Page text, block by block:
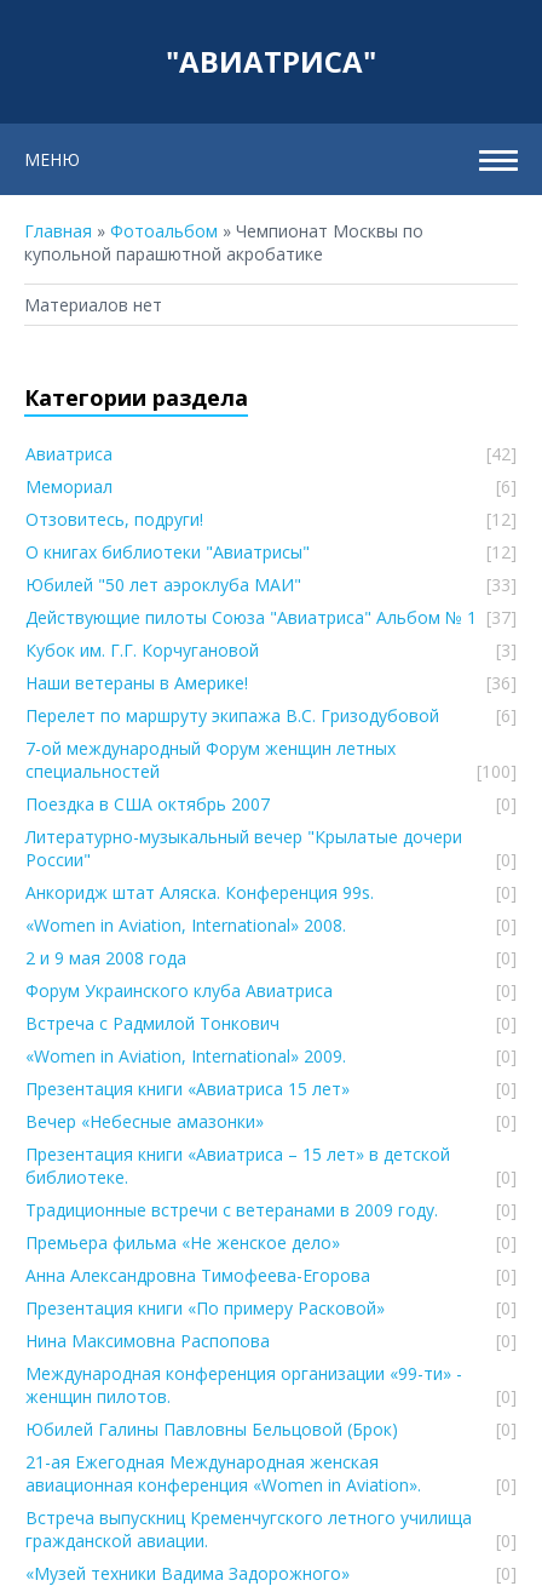
"АВИАТРИСА"
МЕНЮ
Главная » Фотоальбом » Чемпионат Москвы по
купольной парашютной акробатике
Материалов нет
Категории раздела
Авиатриса
[42]
Мемориал
[6]
Отзовитесь, подруги!
[12]
О книгах библиотеки "Авиатрисы"
[12]
Юбилей "50 лет аэроклуба МАИ"
[33]
Действующие пилоты Союза "Авиатриса" Альбом № 1
[37]
Кубок им. Г.Г. Корчугановой
[3]
Наши ветераны в Америке!
[36]
Перелет по маршруту экипажа В.С. Гризодубовой
[6]
7-ой международный Форум женщин летных
специальностей
[100]
Поездка в США октябрь 2007
[0]
Литературно-музыкальный вечер "Крылатые дочери
России"
[0]
Анкоридж штат Аляска. Конференция 99s.
[0]
«Women in Aviation, International» 2008.
[0]
2 и 9 мая 2008 года
[0]
Форум Украинского клуба Авиатриcа
[0]
Встреча с Радмилой Тонкович
[0]
«Women in Aviation, International» 2009.
[0]
Презентация книги «Авиатриса 15 лет»
[0]
Вечер «Небесные амазонки»
[0]
Презентация книги «Авиатриса – 15 лет» в детской
библиотеке.
[0]
Традиционные встречи с ветеранами в 2009 году.
[0]
Премьера фильма «Не женское дело»
[0]
Анна Александровна Тимофеева-Егорова
[0]
Презентация книги «По примеру Расковой»
[0]
Нина Максимовна Распопова
[0]
Международная конференция организации «99-ти» -
женщин пилотов.
[0]
Юбилей Галины Павловны Бельцовой (Брок)
[0]
21-ая Ежегодная Международная женская
авиационная конференция «Women in Aviation».
[0]
Встреча выпускниц Кременчугского летного училища
гражданской авиации.
[0]
«Музей техники Вадима Задорожного»
[0]